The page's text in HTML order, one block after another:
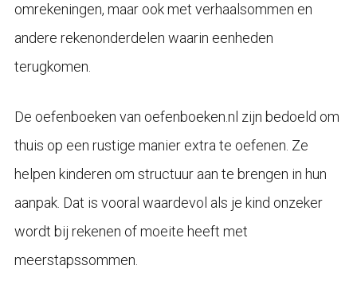
omrekeningen, maar ook met verhaalsommen en
andere rekenonderdelen waarin eenheden
terugkomen.
De oefenboeken van oefenboeken.nl zijn bedoeld om
thuis op een rustige manier extra te oefenen. Ze
helpen kinderen om structuur aan te brengen in hun
aanpak. Dat is vooral waardevol als je kind onzeker
wordt bij rekenen of moeite heeft met
meerstapssommen.